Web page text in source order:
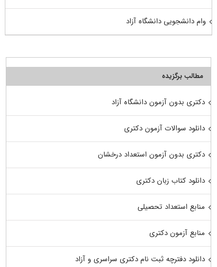
وام دانشجویی دانشگاه آزاد
مطالب برگزیده
دکتری بدون آزمون دانشگاه آزاد
دانلود سوالات آزمون دکتری
دکتری بدون آزمون استعداد درخشان
دانلود کتاب زبان دکتری
منابع استعداد تحصیلی
منابع آزمون دکتری
دانلود دفترچه ثبت نام دکتری سراسری و آزاد